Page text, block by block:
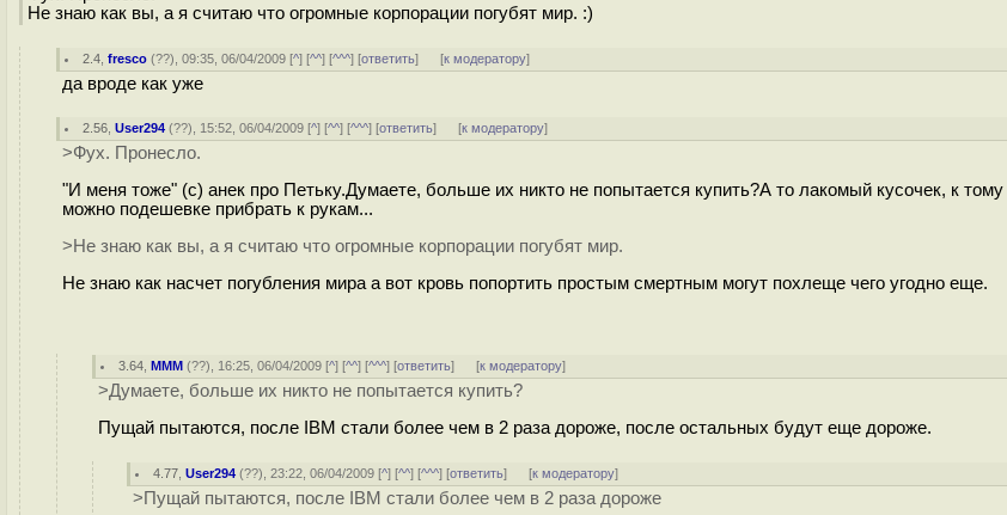
Не знаю как вы, а я считаю что огромные корпорации погубят мир. :)
2.4 ,fresco (??), 09:35, 06/04/2009 [^] [^^] [^^^] [ответить] [к модератору]
да вроде как уже
2.56 ,User294 (??), 15:52, 06/04/2009 [^] [^^] [^^^] [ответить] [к модератору]
>Фух. Пронесло.
"И меня тоже" (с) анек про Петьку.Думаете, больше их никто не попытается купить?А то лакомый кусочек, к тому
можно подешевке прибрать к рукам...
>Не знаю как вы, а я считаю что огромные корпорации погубят мир.
Не знаю как насчет погубления мира а вот кровь попортить простым смертным могут похлеще чего угодно еще.
3.64 ,МММ (??), 16:25, 06/04/2009 [^] [^^] [^^^] [ответить] [к модератору]
>Думаете, больше их никто не попытается купить?
Пущай пытаются, после IBM стали более чем в 2 раза дороже, после остальных будут еще дороже.
4.77 ,User294 (??), 23:22, 06/04/2009 [^] [^^] [^^^] [ответить] [к модератору]
>Пущай пытаются, после IBM стали более чем в 2 раза дороже